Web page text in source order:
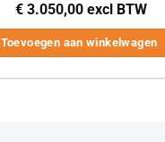
€3.050,00 excl BTW
Toevoegen aan winkelwagen